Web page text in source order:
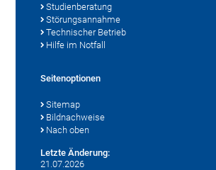
Studienberatung
Störungsannahme
Technischer Betrieb
Hilfe im Notfall
Seitenoptionen
Sitemap
Bildnachweise
Nach oben
Letzte Änderung:
21.07.2026